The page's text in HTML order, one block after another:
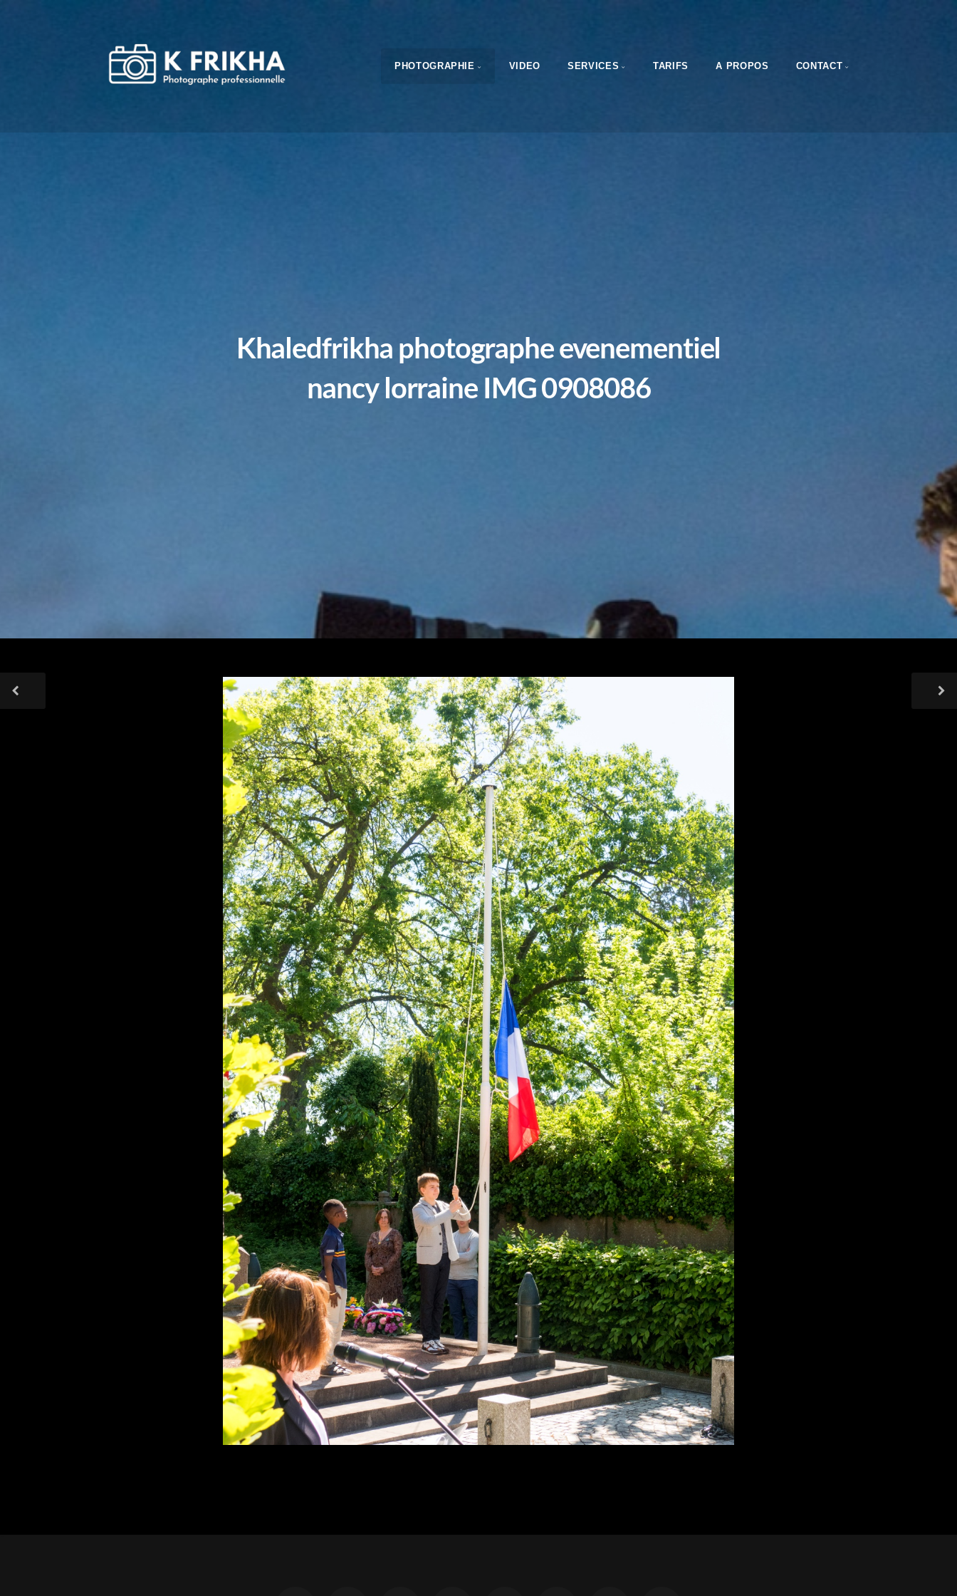
PHOTOGRAPHIE VIDEO SERVICES TARIFS A PROPOS CONTACT
Khaledfrikha photographe evenementiel
nancy lorraine IMG 0908086